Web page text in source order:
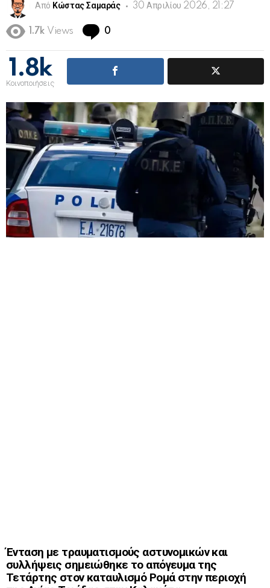
Από Κώστας Σαμαράς 30 Απριλίου 2026, 21:27
1.7k Views 0
1.8k
Κοινοποιήσεις
Ένταση με τραυματισμούς αστυνομικών και
συλλήψεις σημειώθηκε το απόγευμα της
Τετάρτης στον καταυλισμό Ρομά στην περιοχή